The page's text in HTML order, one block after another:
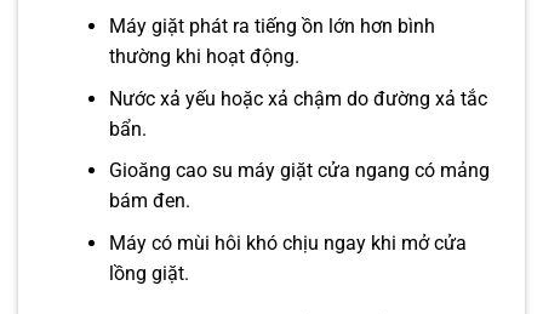
Máy giặt phát ra tiếng ồn lớn hơn bình
thường khi hoạt động.
Nước xả yếu hoặc xả chậm do đường xả tắc
bẩn.
Gioăng cao su máy giặt cửa ngang có mảng
bám đen.
Máy có mùi hôi khó chịu ngay khi mở cửa
lồng giặt.